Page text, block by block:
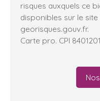
risques auxquels ce
disponibles sur le site
georisques.gouv.fr.
Carte pro. CPI